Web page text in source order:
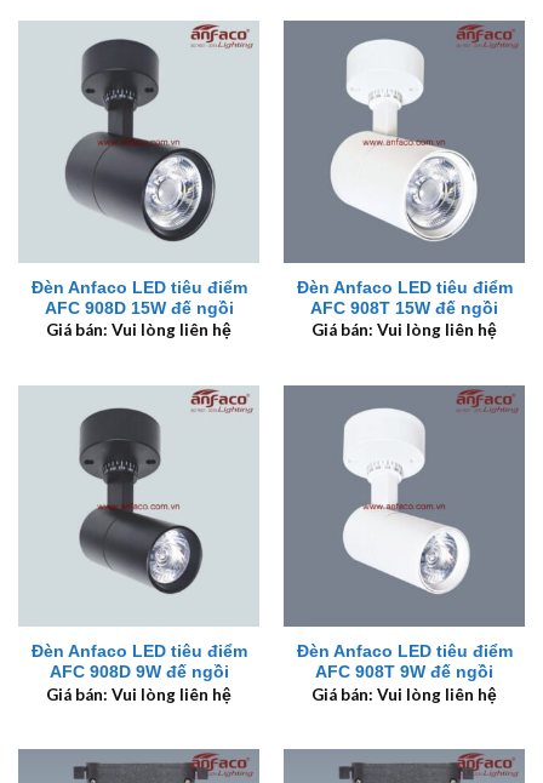
Đèn Anfaco LED tiêu điểm
AFC 908D 15W đế ngồi
Giá bán: Vui lòng liên hệ
Đèn Anfaco LED tiêu điểm
AFC 908T 15W đế ngồi
Giá bán: Vui lòng liên hệ
Đèn Anfaco LED tiêu điểm
AFC 908D 9W đế ngồi
Giá bán: Vui lòng liên hệ
Đèn Anfaco LED tiêu điểm
AFC 908T 9W đế ngồi
Giá bán: Vui lòng liên hệ